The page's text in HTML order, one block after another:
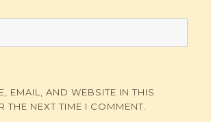
EMAIL, AND WEBSITE IN THIS
THE NEXT TIME I COMMENT.